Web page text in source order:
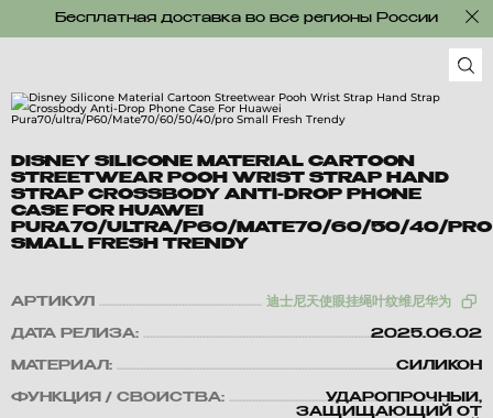
Бесплатная доставка во все регионы России
DISNEY SILICONE MATERIAL CARTOON
STREETWEAR POOH WRIST STRAP HAND
STRAP CROSSBODY ANTI-DROP PHONE
CASE FOR HUAWEI
PURA70/ULTRA/P60/MATE70/60/50/40/PRO
SMALL FRESH TRENDY
АРТИКУЛ 迪士尼天使眼挂绳叶纹维尼华为
ДАТА РЕЛИЗА: 2025.06.02
МАТЕРИАЛ: СИЛИКОН
ФУНКЦИЯ / СВОЙСТВА:
УДАРОПРОЧНЫЙ,
ЗАЩИЩАЮЩИЙ ОТ